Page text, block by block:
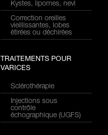
Kystes, lipomes, nevi
Correction oreilles
vieillissantes, lobes
étirées ou déchirées
TRAITEMENTS POUR
VARICES
Sclérothérapie
Injections sous
contrôle
échographique (UGFS)